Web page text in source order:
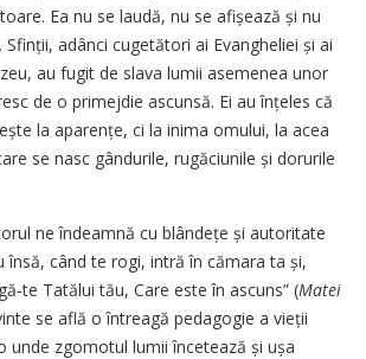
Ea nu se laudă, nu se afișează și nu
adânci cugetători ai Evangheliei și ai
au fugit de slava lumii asemenea unor
de o primejdie ascunsă. Ei au înțeles că
la aparențe, ci la inima omului, la acea
se nasc gândurile, rugăciunile și dorurile
ne îndeamnă cu blândețe și autoritate
însă, când te rogi, intră în cămara ta și,
Tatălui tău, Care este în ascuns” (Matei
se află o întreagă pedagogie a vieții
unde zgomotul lumii încetează și ușa